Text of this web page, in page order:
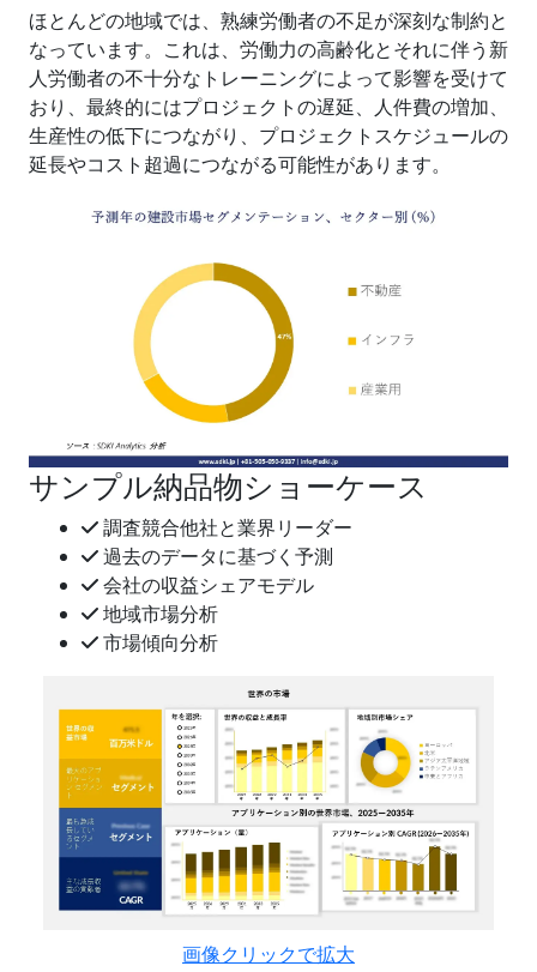
ほとんどの地域では、熟練労働者の不足が深刻な制約と
なっています。これは、労働力の高齢化とそれに伴う新
人労働者の不十分なトレーニングによって影響を受けて
おり、最終的にはプロジェクトの遅延、人件費の増加、
生産性の低下につながり、プロジェクトスケジュールの
延長やコスト超過につながる可能性があります。
サンプル納品物ショーケース
調査競合他社と業界リーダー
過去のデータに基づく予測
会社の収益シェアモデル
地域市場分析
市場傾向分析
画像クリックで拡大